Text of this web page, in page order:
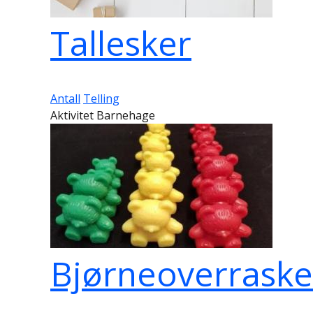
Tallesker
Antall Telling
Aktivitet Barnehage